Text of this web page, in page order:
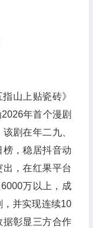
山上贴瓷砖》
年首个漫剧
剧在年二九、
，稳居抖音动
，在红果平台
万以上，成
，并实现连续10
据彰显三方合作